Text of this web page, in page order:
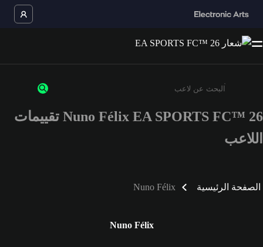
أدخل 3 أحرف أو أرقام على الأقل
Nuno Félix EA SPORTS FC™ 26 تقييمات
اللاعب
الصفحة الرئيسية Nuno Félix
Nuno Félix